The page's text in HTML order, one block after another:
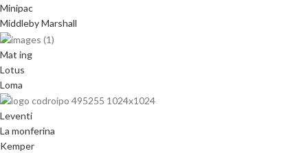
Minipac
Middleby Marshall
Mat ing
Lotus
Loma
Leventi
La monferina
Kemper